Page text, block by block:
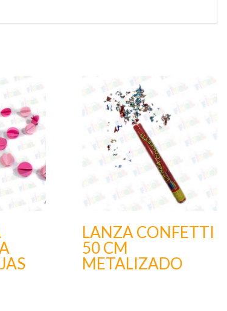
LANZA CONFETTI
50 CM
METALIZADO